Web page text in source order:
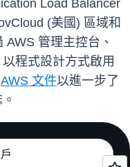
Load Balancer
(美國) 區域和
管理主控台、
程式設計方式啟用
AWS 文件以進一步了